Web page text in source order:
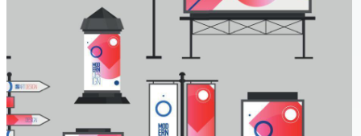
Vidéos
Motion graphics
Images Éditoriales
Événements Éditoriaux